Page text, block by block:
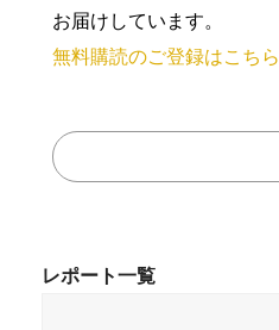
お届けしています。
無料購読のご登録はこちら